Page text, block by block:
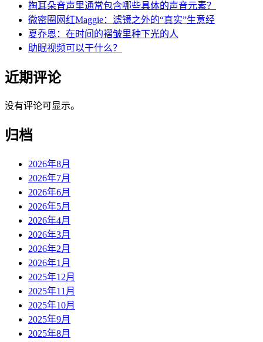
掏耳朵音声里通常包含哪些具体的声音元素？
微密圈网红Maggie：滤镜之外的“真实”生意经
夏乔恩：在时间的褶皱里种下光的人
助眠视频可以干什么？
近期评论
没有评论可显示。
归档
2026年8月
2026年7月
2026年6月
2026年5月
2026年4月
2026年3月
2026年2月
2026年1月
2025年12月
2025年11月
2025年10月
2025年9月
2025年8月